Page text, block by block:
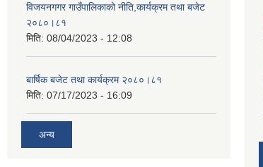
विजयनगगर गाउँपालिकाको नीति,कार्यक्रम तथा बजेट
२०८०।८१
मिति: 08/04/2023 - 12:08
बार्षिक बजेट तथा कार्यक्रम २०८०।८१
मिति: 07/17/2023 - 16:09
अन्य